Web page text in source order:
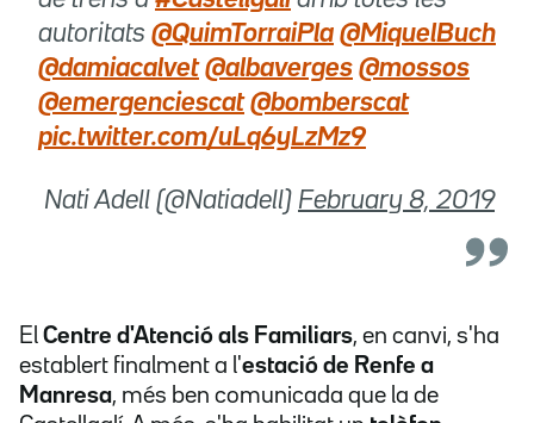
autoritats @QuimTorraiPla @MiquelBuch
@damiacalvet @albaverges @mossos
@emergenciescat @bomberscat
pic.twitter.com/uLq6yLzMz9
 Nati Adell (@Natiadell) February 8, 2019
El Centre d'Atenció als Familiars, en canvi, s'ha
establert finalment a l'estació de Renfe a
Manresa, més ben comunicada que la de